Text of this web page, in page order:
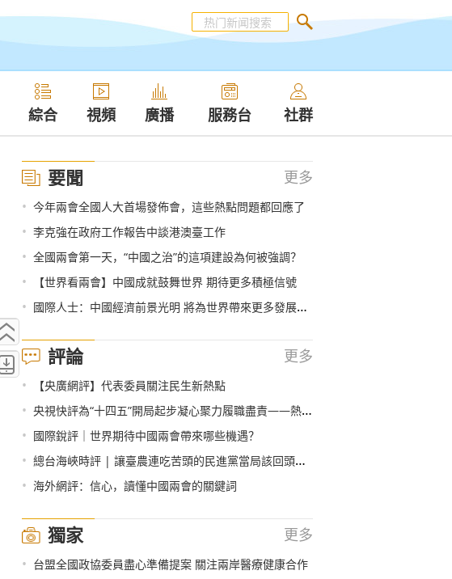
綜合 視頻 廣播 服務台 社群
要聞 更多
• 今年兩會全國人大首場發佈會，這些熱點問題都回應了
• 李克強在政府工作報告中談港澳臺工作
• 全國兩會第一天，“中國之治”的這項建設為何被強調？
• 【世界看兩會】中國成就鼓舞世界 期待更多積極信號
• 國際人士：中國經濟前景光明 將為世界帶來更多發展機遇
評論 更多
• 【央廣網評】代表委員關注民生新熱點
• 央視快評為“十四五”開局起步凝心聚力履職盡責——熱烈祝賀2021年全國兩會召開
• 國際銳評｜世界期待中國兩會帶來哪些機遇？
• 總台海峽時評 | 讓臺農連吃苦頭的民進黨當局該回頭了！
• 海外網評：信心，讀懂中國兩會的關鍵詞
獨家 更多
• 台盟全國政協委員盡心準備提案 關注兩岸醫療健康合作